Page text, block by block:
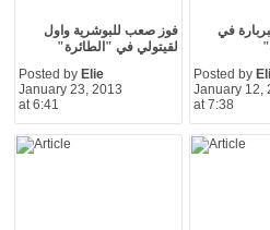
فوز صعب للبوشرية واول
لقيتولي في "الطائرة"
Posted by Elie
January 23, 2013
at 6:41
في
Posted by
January 12,
at 7:38